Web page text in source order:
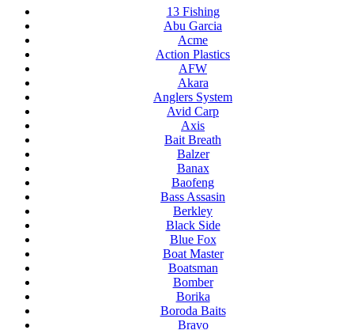
13 Fishing
Abu Garcia
Acme
Action Plastics
AFW
Akara
Anglers System
Avid Carp
Axis
Bait Breath
Balzer
Banax
Baofeng
Bass Assasin
Berkley
Black Side
Blue Fox
Boat Master
Boatsman
Bomber
Borika
Boroda Baits
Bravo